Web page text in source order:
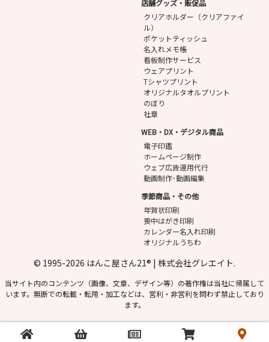
店舗グッズ・販促品
クリアホルダー（クリアファイ
ル）
ポケットティッシュ
名入れメモ帳
看板制作サービス
ウェアプリント
Tシャツプリント
オリジナルタオルプリント
のぼり
社章
WEB・DX・デジタル商品
電子印鑑
ホームページ制作
ウェブ広告運用代行
動画制作･動画編集
季節商品・その他
年賀状印刷
喪中はがき印刷
カレンダー名入れ印刷
オリジナルうちわ
© 1995-2026 はんこ屋さん21® | 株式会社グレエイト.
当サイト内のコンテンツ（画像、文章、デザイン等）の著作権は当社に帰属して
います。無断での転載・転用・加工などは、営利・非営利を問わず禁止しており
ます。